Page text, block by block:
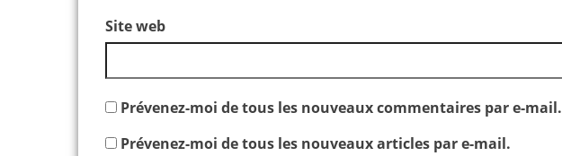
Site web
Prévenez-moi de tous les nouveaux commentaires par e-mail.
Prévenez-moi de tous les nouveaux articles par e-mail.